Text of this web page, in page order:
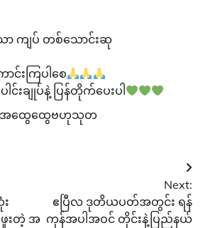
ာ ကျပ် တစ်သောင်းဆု
းကြပါစေ
င်းချုပ်နဲ့ ပြန်တိုက်ပေးပါ
အထွေထွေဗဟုသုတ
းတဲ့ အ
Next:
ဧပြီလ ဒုတိယပတ်အတွင်း ရန်
ကုန်အပါအဝင် တိုင်းနဲ့ပြည်နယ်